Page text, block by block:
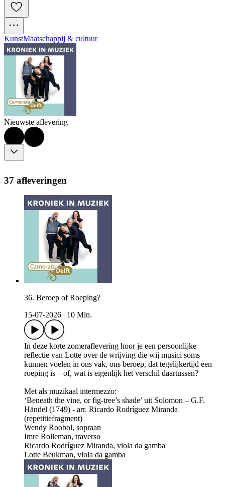
KunstMaatschappij & cultuur
Nieuwste aflevering
37 afleveringen
36. Beroep of Roeping?
15-07-2026
10 Min.
In deze korte zomeraflevering hoor je een persoonlijke
reflectie van Lotte over de wrijving die wij musici soms
kunnen voelen in ons vak, ons beroep, dat tegelijkertijd een
roeping is – of, wat is eigenlijk het verschil daartussen?
Met als muzikaal intermezzo:
‘Beneath the vine, or fig-tree’s shade’ uit Solomon – G.F.
Händel (1749) - arr. Ricardo Rodríguez Miranda
(repetitiefragment)
Wendy Roobol, sopraan
Imre Rolleman, traverso
Ricardo Rodríguez Miranda, viola da gamba
Lotte Beukman, viola da gamba